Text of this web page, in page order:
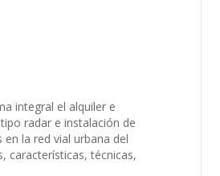
integral el alquiler e
radar e instalación de
la red vial urbana del
características, técnicas,